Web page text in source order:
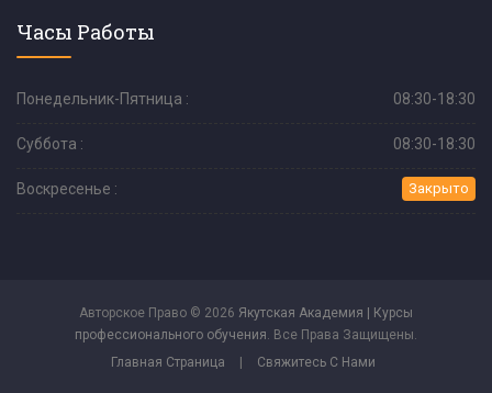
Часы Работы
Понедельник-Пятница : 08:30-18:30
Суббота : 08:30-18:30
Воскресенье : Закрыто
Авторское Право © 2026 Якутская Академия | Курсы
профессионального обучения . Все Права Защищены.
Главная Страница
| Свяжитесь С Нами